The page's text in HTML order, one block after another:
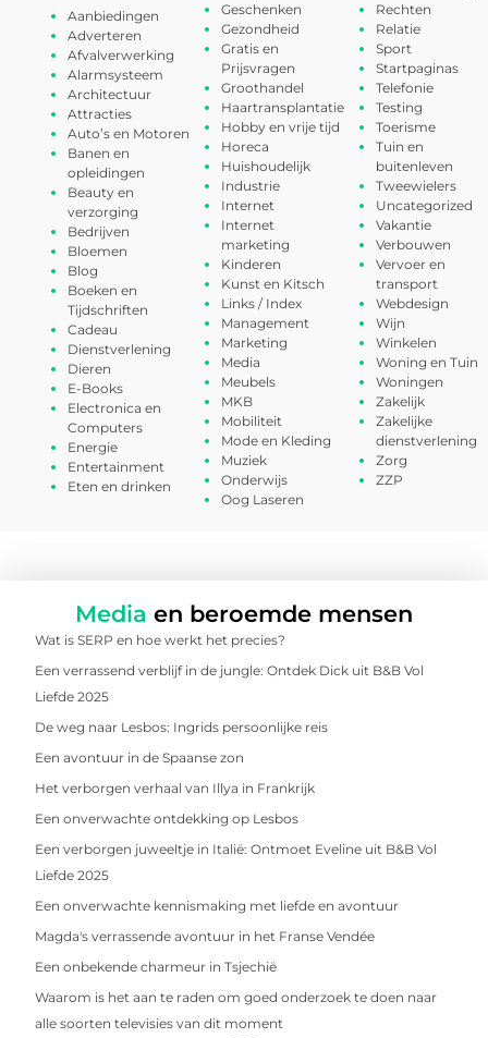
Aanbiedingen
Adverteren
Afvalverwerking
Alarmsysteem
Architectuur
Attracties
Auto’s en Motoren
Banen en
opleidingen
Beauty en
verzorging
Bedrijven
Bloemen
Blog
Boeken en
Tijdschriften
Cadeau
Dienstverlening
Dieren
E-Books
Electronica en
Computers
Energie
Entertainment
Eten en drinken
Geschenken
Gezondheid
Gratis en
Prijsvragen
Groothandel
Haartransplantatie
Hobby en vrije tijd
Horeca
Huishoudelijk
Industrie
Internet
Internet
marketing
Kinderen
Kunst en Kitsch
Links / Index
Management
Marketing
Media
Meubels
MKB
Mobiliteit
Mode en Kleding
Muziek
Onderwijs
Oog Laseren
Rechten
Relatie
Sport
Startpaginas
Telefonie
Testing
Toerisme
Tuin en
buitenleven
Tweewielers
Uncategorized
Vakantie
Verbouwen
Vervoer en
transport
Webdesign
Wijn
Winkelen
Woning en Tuin
Woningen
Zakelijk
Zakelijke
dienstverlening
Zorg
ZZP
Media en beroemde mensen
Wat is SERP en hoe werkt het precies?
Een verrassend verblijf in de jungle: Ontdek Dick uit B&B Vol
Liefde 2025
De weg naar Lesbos: Ingrids persoonlijke reis
Een avontuur in de Spaanse zon
Het verborgen verhaal van Illya in Frankrijk
Een onverwachte ontdekking op Lesbos
Een verborgen juweeltje in Italië: Ontmoet Eveline uit B&B Vol
Liefde 2025
Een onverwachte kennismaking met liefde en avontuur
Magda's verrassende avontuur in het Franse Vendée
Een onbekende charmeur in Tsjechië
Waarom is het aan te raden om goed onderzoek te doen naar
alle soorten televisies van dit moment